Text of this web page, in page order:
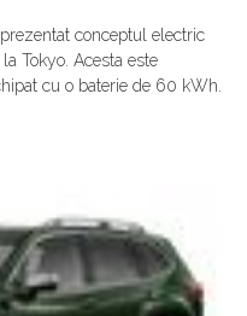
conceptul electric
Tokyo. Acesta este
cu o baterie de 60 kWh.